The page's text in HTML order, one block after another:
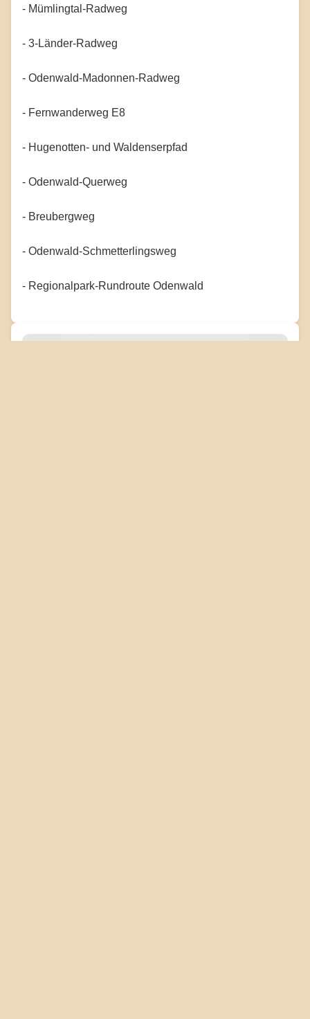
- Mümlingtal-Radweg
- 3-Länder-Radweg
- Odenwald-Madonnen-Radweg
- Fernwanderweg E8
- Hugenotten- und Waldenserpfad
- Odenwald-Querweg
- Breubergweg
- Odenwald-Schmetterlingsweg
- Regionalpark-Rundroute Odenwald